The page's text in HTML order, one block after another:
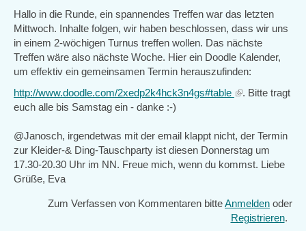
Hallo in die Runde, ein spannendes Treffen war das letzten
Mittwoch. Inhalte folgen, wir haben beschlossen, dass wir uns
in einem 2-wöchigen Turnus treffen wollen. Das nächste
Treffen wäre also nächste Woche. Hier ein Doodle Kalender,
um effektiv ein gemeinsamen Termin herauszufinden:
http://www.doodle.com/2xedp2k4hck3n4gs#table (link. Bitte tragt
euch alle bis Samstag ein - danke :-)
@Janosch, irgendetwas mit der email klappt nicht, der Termin
zur Kleider-& Ding-Tauschparty ist diesen Donnerstag um
17.30-20.30 Uhr im NN. Freue mich, wenn du kommst. Liebe
Grüße, Eva
Zum Verfassen von Kommentaren bitteAnmelden oder
Registrieren.